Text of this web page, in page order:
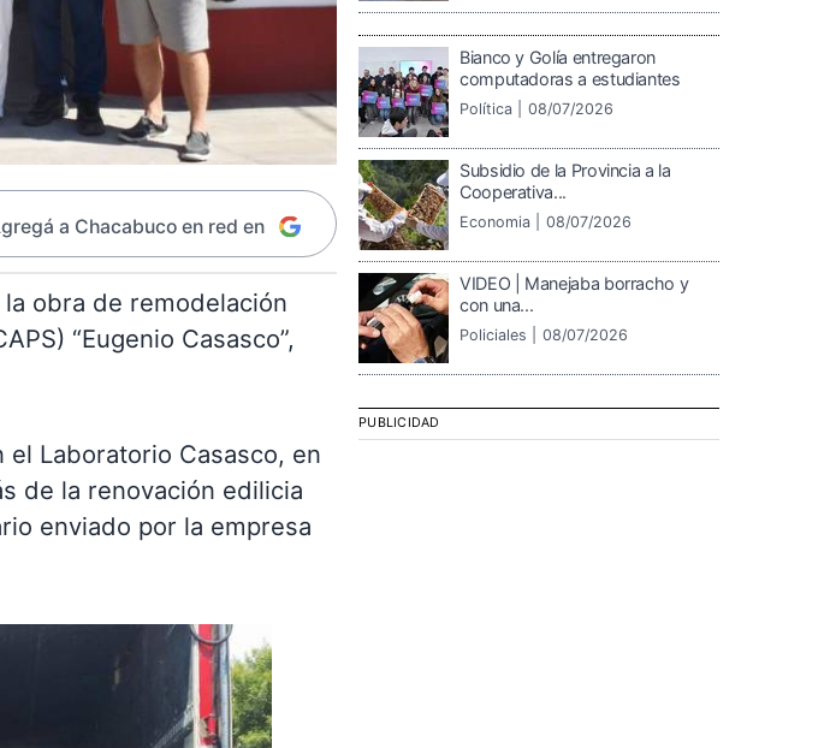
a Chacabuco en red en
obra de remodelación
“Eugenio Casasco”,
Laboratorio Casasco, en
de la renovación edilicia
enviado por la empresa
Bianco y Golía entregaron
computadoras a estudiantes
Política | 08/07/2026
Subsidio de la Provincia a la
Cooperativa...
Economia | 08/07/2026
VIDEO | Manejaba borracho y
con una...
Policiales | 08/07/2026
PUBLICIDAD